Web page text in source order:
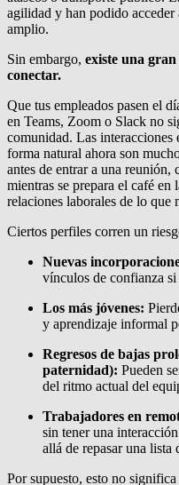
agilidad y han podido acceder
amplio.
Sin embargo, existe una
conectar.
Que tus empleados pasen el
en Teams, Zoom o Slack no
comunidad. Las interacciones
forma natural ahora son
antes de entrar a una reunión,
mientras se prepara el café
relaciones laborales de lo que
Ciertos perfiles corren un
Nuevas
vínculos de confianza
Los más jóvenes:
y aprendizaje informal
Regresos de bajas
paternidad): Pueden
del ritmo actual del
Trabajadores en
sin tener una
allá de repasar una lista
Por supuesto, esto no